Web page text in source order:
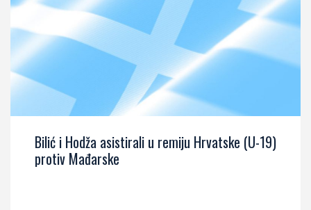
Bilić i Hodža asistirali u remiju Hrvatske (U-19)
protiv Mađarske